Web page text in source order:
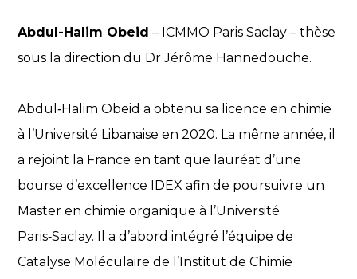
Abdul-Halim Obeid – ICMMO Paris Saclay – thèse
sous la direction du Dr Jérôme Hannedouche.
Abdul‑Halim Obeid a obtenu sa licence en chimie
à l’Université Libanaise en 2020. La même année, il
a rejoint la France en tant que lauréat d’une
bourse d’excellence IDEX afin de poursuivre un
Master en chimie organique à l’Université
Paris‑Saclay. Il a d’abord intégré l’équipe de
Catalyse Moléculaire de l’Institut de Chimie